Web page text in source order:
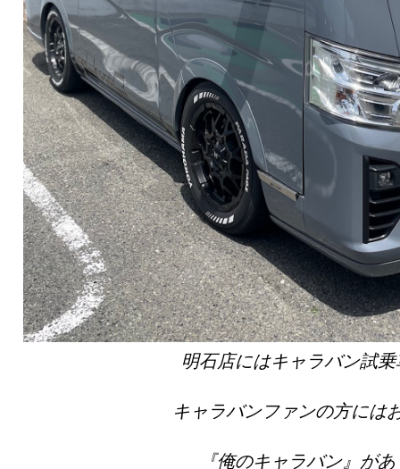
明石店にはキャラバン試
キャラバンファンの方には
『俺のキャラバン』が